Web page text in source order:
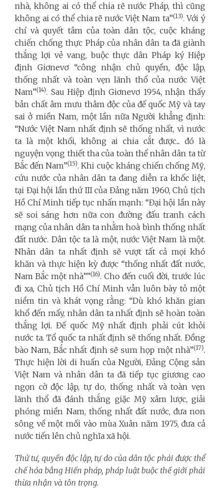
nhà, không ai có thể chia rẽ nước Pháp, thì cũng
không ai có thể chia rẽ nước Việt Nam ta”(13). Với ý
chí và quyết tâm của toàn dân tộc, cuộc kháng
chiến chống thực Pháp của nhân dân ta đã giành
thắng lợi vẻ vang, buộc thực dân Pháp ký Hiệp
định Giơnevơ “công nhận chủ quyền, độc lập,
thống nhất và toàn vẹn lãnh thổ của nước Việt
Nam”(14). Sau Hiệp định Giơnevơ 1954, nhận thấy
bản chất âm mưu thâm độc của đế quốc Mỹ và tay
sai ở miền Nam, một lần nữa Người khẳng định:
“Nước Việt Nam nhất định sẽ thống nhất, vì nước
ta là một khối, không ai chia cắt được... đó là
nguyện vọng thiết tha của toàn thể nhân dân ta từ
Bắc đến Nam”(15). Khi cuộc kháng chiến chống Mỹ,
cứu nước của nhân dân ta đang diễn ra khốc liệt,
tại Đại hội lần thứ III của Đảng năm 1960, Chủ tịch
Hồ Chí Minh tiếp tục nhấn mạnh: “Đại hội lần này
sẽ soi sáng hơn nữa con đường đấu tranh cách
mạng của nhân dân ta nhằm hoà bình thống nhất
đất nước. Dân tộc ta là một, nước Việt Nam là một.
Nhân dân ta nhất định sẽ vượt tất cả mọi khó
khăn và thực hiện kỳ được “thống nhất đất nước,
Nam Bắc một nhà””(16). Cho đến cuối đời, trước lúc
đi xa, Chủ tịch Hồ Chí Minh vẫn luôn bày tỏ một
niềm tin và khát vọng rằng: “Dù khó khăn gian
khổ đến mấy, nhân dân ta nhất định sẽ hoàn toàn
thắng lợi. Đế quốc Mỹ nhất định phải cút khỏi
nước ta. Tổ quốc ta nhất định sẽ thống nhất. Đồng
bào Nam, Bắc nhất định sẽ sum họp một nhà”(17).
Thực hiện lời di huấn của Người, Đảng Cộng sản
Việt Nam và nhân dân ta đã tiếp tục giương cao
ngọn cờ độc lập, tự do, thống nhất và toàn vẹn
lãnh thổ đã đánh thắng giặc Mỹ xâm lược, giải
phóng miền Nam, thống nhất đất nước, đưa non
sông về một mối vào mùa Xuân năm 1975, đưa cả
nước tiến lên chủ nghĩa xã hội.
Thứ tư, quyền độc lập, tự do của dân tộc phải được thể
chế hóa bằng Hiến pháp, pháp luật buộc thế giới phải
thừa nhận và tôn trọng.